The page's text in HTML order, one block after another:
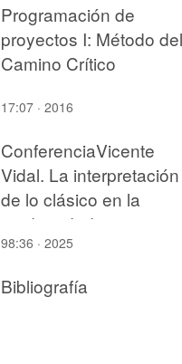
Programación de
proyectos I: Método del
Camino Crítico
17:07 · 2016
ConferenciaVicente
Vidal. La interpretación
de lo clásico en la
modernidad.
98:36 · 2025
Bibliografía